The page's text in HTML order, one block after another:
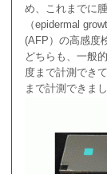
め、これまでに
（epidermal
(AFP）の高感度
どちらも、一般
度まで計測でき
まで計測できま